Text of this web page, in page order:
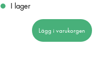
I lager
Lägg i varukorgen